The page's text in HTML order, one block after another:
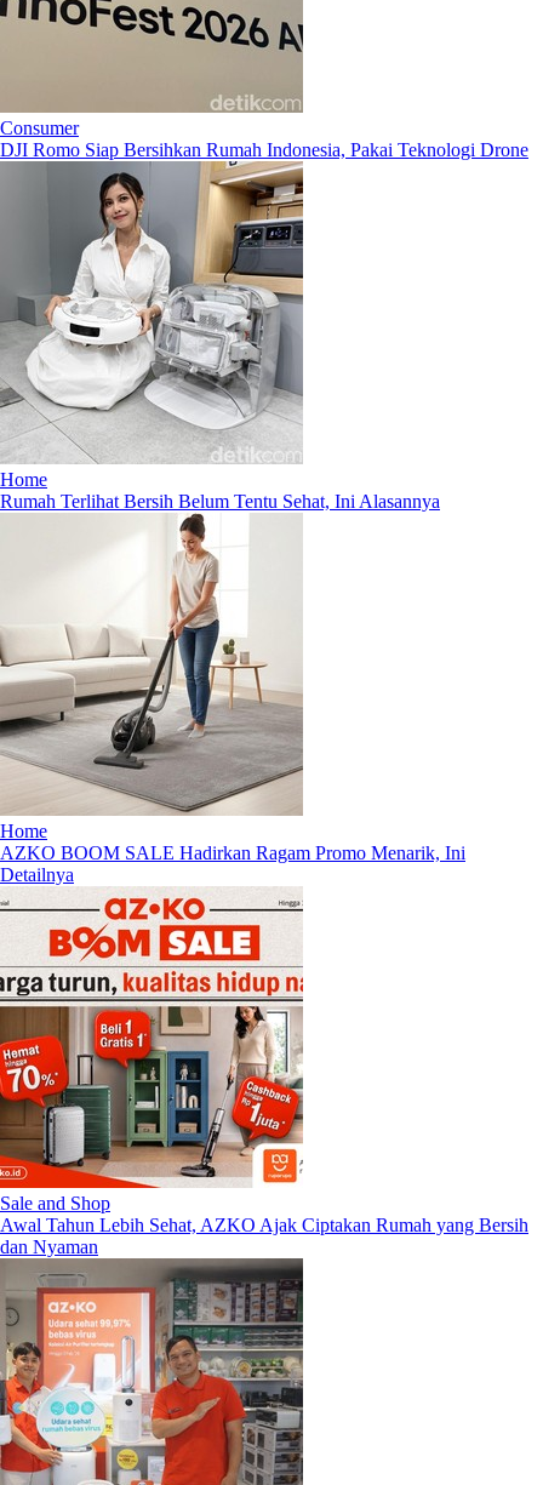
Consumer
DJI Romo Siap Bersihkan Rumah Indonesia, Pakai Teknologi Drone
Home
Rumah Terlihat Bersih Belum Tentu Sehat, Ini Alasannya
Home
AZKO BOOM SALE Hadirkan Ragam Promo Menarik, Ini
Detailnya
Sale and Shop
Awal Tahun Lebih Sehat, AZKO Ajak Ciptakan Rumah yang Bersih
dan Nyaman